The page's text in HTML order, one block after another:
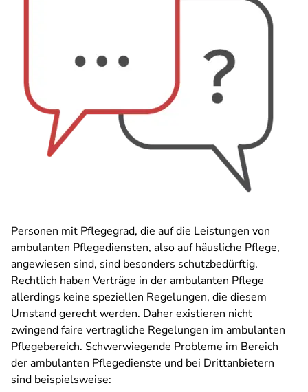
Personen mit Pflegegrad, die auf die Leistungen von
ambulanten Pflegediensten, also auf häusliche Pflege,
angewiesen sind, sind besonders schutzbedürftig.
Rechtlich haben Verträge in der ambulanten Pflege
allerdings keine speziellen Regelungen, die diesem
Umstand gerecht werden. Daher existieren nicht
zwingend faire vertragliche Regelungen im ambulanten
Pflegebereich. Schwerwiegende Probleme im Bereich
der ambulanten Pflegedienste und bei Drittanbietern
sind beispielsweise: